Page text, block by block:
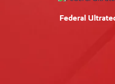
Federal